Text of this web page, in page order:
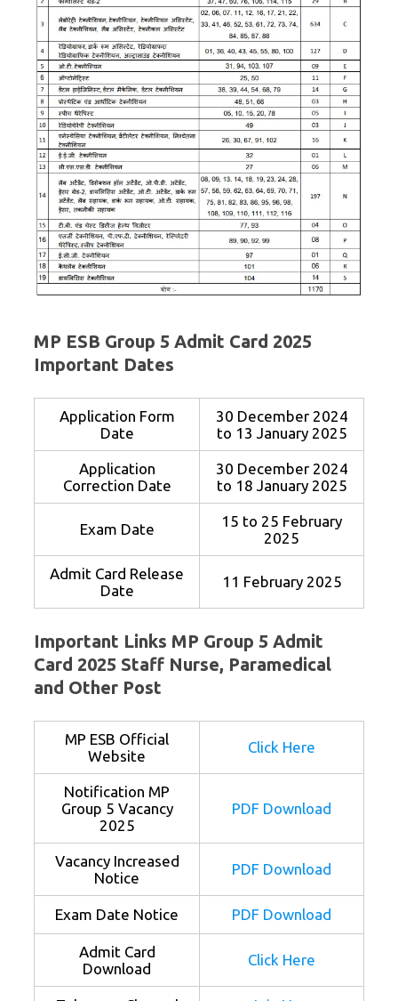
MP ESB Group 5 Admit Card 2025
Important Dates
Application Form
Date
30 December 2024
to 13 January 2025
Application
Correction Date
30 December 2024
to 18 January 2025
Exam Date
15 to 25 February
2025
Admit Card Release
Date
11 February 2025
Important Links MP Group 5 Admit
Card 2025 Staff Nurse, Paramedical
and Other Post
MP ESB Official
Website
Click Here
Notification MP
Group 5 Vacancy
2025
PDF Download
Vacancy Increased
Notice
PDF Download
Exam Date Notice PDF Download
Admit Card
Download
Click Here